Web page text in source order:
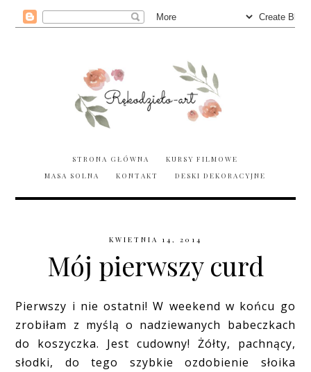
STRONA GŁÓWNA
KURSY FILMOWE
MASA SOLNA
KONTAKT DESKI DEKORACYJNE
KWIETNIA 14, 2014
Mój pierwszy curd
Pierwszy i nie ostatni! W weekend w końcu go
zrobiłam z myślą o nadziewanych babeczkach
do koszyczka. Jest cudowny! Żółty, pachnący,
słodki, do tego szybkie ozdobienie słoika